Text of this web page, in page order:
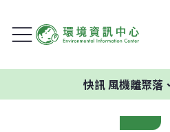
快訊風機離聚落、學